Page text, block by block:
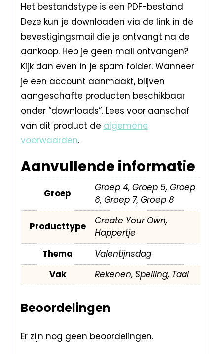
Het bestandstype is een PDF-bestand.
Deze kun je downloaden via de link in de
bevestigingsmail die je ontvangt na de
aankoop. Heb je geen mail ontvangen?
Kijk dan even in je spam folder. Wanneer
je een account aanmaakt, blijven
aangeschafte producten beschikbaar
onder “downloads”. Lees voor aanschaf
van dit product de algemene
voorwaarden.
Aanvullende informatie
Groep
Groep 4, Groep 5, Groep
6, Groep 7, Groep 8
Producttype
Create Your Own,
Happertje
Thema
Valentijnsdag
Vak
Rekenen, Spelling, Taal
Beoordelingen
Er zijn nog geen beoordelingen.